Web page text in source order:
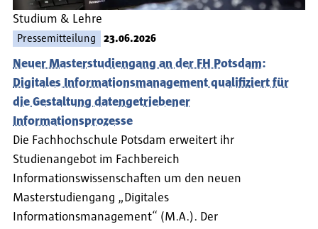
Studium & Lehre
Pressemitteilung 23.06.2026
Neuer Masterstudiengang an der FH Potsdam:
Digitales Informationsmanagement qualifiziert für
die Gestaltung datengetriebener
Informationsprozesse
Die Fachhochschule Potsdam erweitert ihr
Studienangebot im Fachbereich
Informationswissenschaften um den neuen
Masterstudiengang „Digitales
Informationsmanagement“ (M.A.). Der